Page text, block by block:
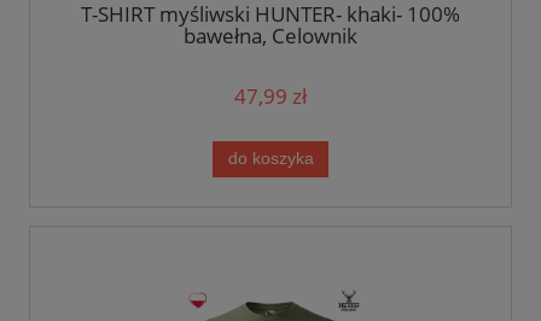
T-SHIRT myśliwski HUNTER- khaki- 100%
bawełna, Celownik
47,99 zł
do koszyka